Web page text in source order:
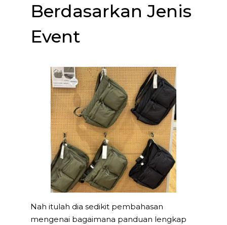
Berdasarkan Jenis
Event
Nah itulah dia sedikit pembahasan
mengenai bagaimana panduan lengkap